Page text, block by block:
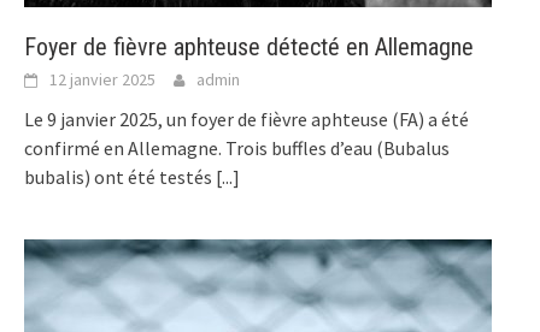
Foyer de fièvre aphteuse détecté en Allemagne
12 janvier 2025 admin
Le 9 janvier 2025, un foyer de fièvre aphteuse (FA) a été
confirmé en Allemagne. Trois buffles d’eau (Bubalus
bubalis) ont été testés [...]